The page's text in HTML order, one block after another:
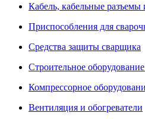
Кабель, кабельные разъемы
Приспособления для
Средства защиты сварщика
Строительное
Компрессорное
Вентиляция и обогреватели